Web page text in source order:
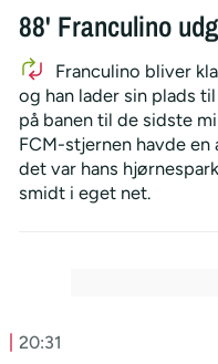
88' Franculino
Franculino bliver
og han lader sin plads
på banen til de sidste
FCM-stjernen havde
det var hans
smidt i eget net.
20:31